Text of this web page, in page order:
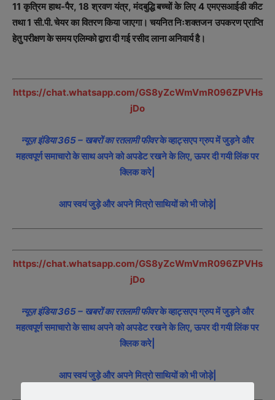
11 कृत्रिम हाथ-पैर, 18 श्रवण यंत्र, मंदबुद्धि बच्चों के लिए 4 एमएसआईडी कीट
तथा 1 सी.पी. चेयर का वितरण किया जाएगा। चयनित निःशक्तजन उपकरण प्राप्ति
हेतु परीक्षण के समय एलिम्को द्वारा दी गई रसीद लाना अनिवार्य है।
https://chat.whatsapp.com/GS8yZcWmVmR096ZPVHs
jDo
न्यूज़ इंडिया 365 – खबरों का रतलामी फीवरके व्हाट्सएप ग्रुप में जुड़ने और
महत्वपूर्ण समाचारो के साथ अपने को अपडेट रखने के लिए, ऊपर दी गयी लिंक पर
क्लिक करे|
आप स्वयं जुड़े और अपने मित्रो साथियों को भी जोड़े|
https://chat.whatsapp.com/GS8yZcWmVmR096ZPVHs
jDo
न्यूज़ इंडिया 365 – खबरों का रतलामी फीवरके व्हाट्सएप ग्रुप में जुड़ने और
महत्वपूर्ण समाचारो के साथ अपने को अपडेट रखने के लिए, ऊपर दी गयी लिंक पर
क्लिक करे|
आप स्वयं जुड़े और अपने मित्रो साथियों को भी जोड़े|